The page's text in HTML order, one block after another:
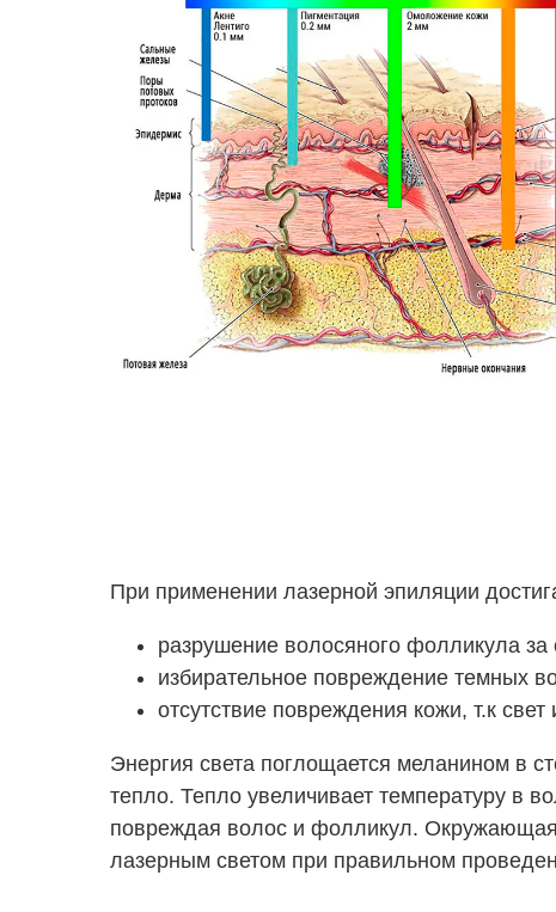
При применении лазерной эпиляции
разрушение волосяного фолликула за
избирательное повреждение темных
отсутствие повреждения кожи, т.к
Энергия света поглощается меланином в
тепло. Тепло увеличивает температуру в
повреждая волос и фолликул. Окружающая
лазерным светом при правильном